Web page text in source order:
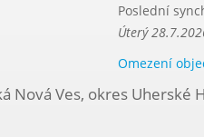
Poslední
Úterý
Omezení
Nová Ves, okres Uherské